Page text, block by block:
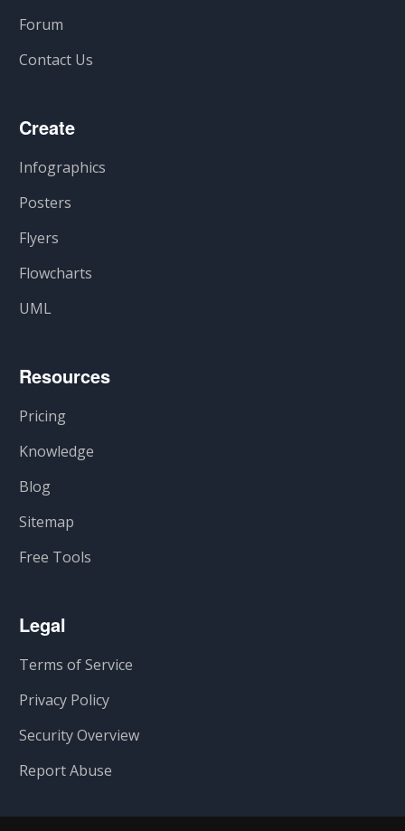
Forum
Contact Us
Create
Infographics
Posters
Flyers
Flowcharts
UML
Resources
Pricing
Knowledge
Blog
Sitemap
Free Tools
Legal
Terms of Service
Privacy Policy
Security Overview
Report Abuse